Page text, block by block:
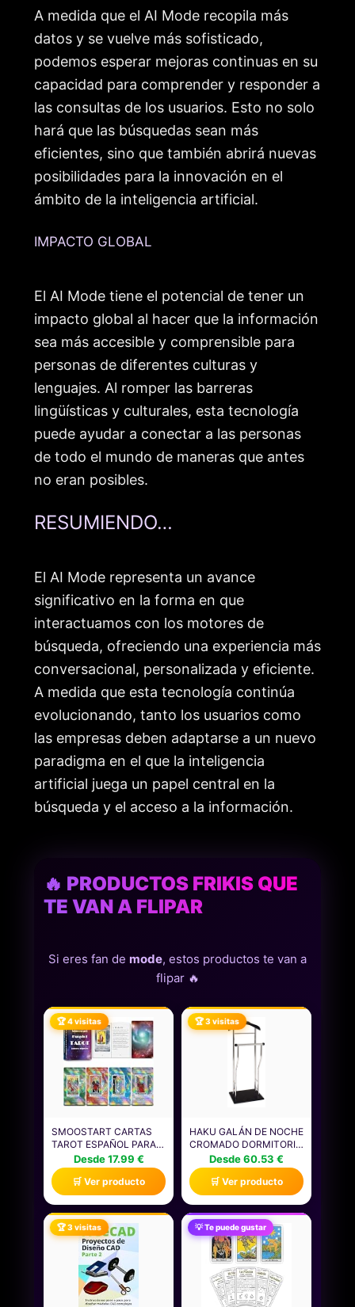
A medida que el AI Mode recopila más
datos y se vuelve más sofisticado,
podemos esperar mejoras continuas en su
capacidad para comprender y responder a
las consultas de los usuarios. Esto no solo
hará que las búsquedas sean más
eficientes, sino que también abrirá nuevas
posibilidades para la innovación en el
ámbito de la inteligencia artificial.
IMPACTO GLOBAL
El AI Mode tiene el potencial de tener un
impacto global al hacer que la información
sea más accesible y comprensible para
personas de diferentes culturas y
lenguajes. Al romper las barreras
lingüísticas y culturales, esta tecnología
puede ayudar a conectar a las personas
de todo el mundo de maneras que antes
no eran posibles.
RESUMIENDO…
El AI Mode representa un avance
significativo en la forma en que
interactuamos con los motores de
búsqueda, ofreciendo una experiencia más
conversacional, personalizada y eficiente.
A medida que esta tecnología continúa
evolucionando, tanto los usuarios como
las empresas deben adaptarse a un nuevo
paradigma en el que la inteligencia
artificial juega un papel central en la
búsqueda y el acceso a la información.
🔥 PRODUCTOS FRIKIS QUE
TE VAN A FLIPAR
Si eres fan de mode, estos productos te van a
flipar 🔥
🏆 4 visitas
SMOOSTART CARTAS
TAROT ESPAÑOL PARA
PRINCIPIANTES CON
EXPLICACIÓN,
HOLOGRÁFICO TAROT
CON GUÍA PARA
PRINCIPIANTES,
PALABRAS CLAVE,
ELEMENTO, PLANETA,
ZODIACO, CHAKRA,
NUMEROLOGÍA, SÍ O NO
Desde 17.99 €
🛒 Ver producto
🏆 3 visitas
HAKU GALÁN DE NOCHE
CROMADO DORMITORIO
NEGRO VALET
SILENCIOSO MDF,
METAL - MEDIDAS:
ANCHO 45 X ALTO 110 X
PROFUNDIDAD 30 CM,
ESTILO: MODERNO
GALÁN DE NOCHE
Desde 60.53 €
🛒 Ver producto
🏆 3 visitas 💡 Te puede gustar